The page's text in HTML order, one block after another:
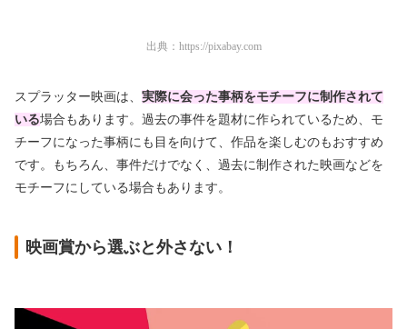
出典： https://pixabay.com
スプラッター映画は、 実際に会った事柄をモチーフに制作されて
いる場合もあります。過去の事件を題材に作られているため、モ
チーフになった事柄にも目を向けて、作品を楽しむのもおすすめ
です。もちろん、事件だけでなく、過去に制作された映画などを
モチーフにしている場合もあります。
映画賞から選ぶと外さない！